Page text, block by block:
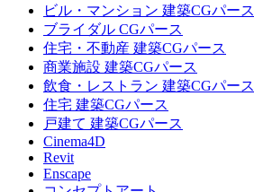
ビル・マンション 建築CGパース
ブライダル CGパース
住宅・不動産 建築CGパース
商業施設 建築CGパース
飲食・レストラン 建築CGパース
住宅 建築CGパース
戸建て 建築CGパース
Cinema4D
Revit
Enscape